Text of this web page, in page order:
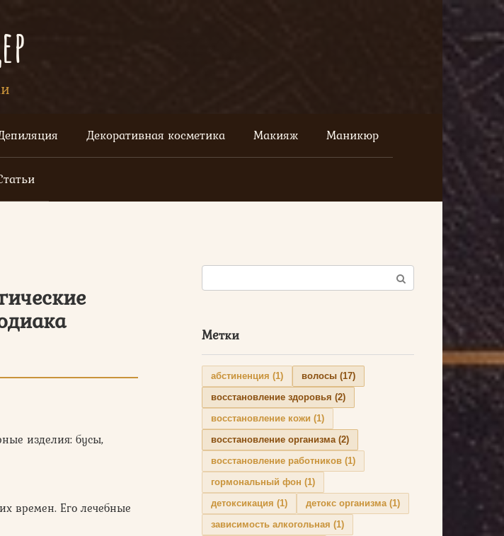
Декоративная косметика Макияж Маникюр
изделия: бусы,
времен. Его лечебные
Поиск:
Метки
абстиненция (1) волосы (17)
восстановление здоровья (2)
восстановление кожи (1)
восстановление организма(2)
восстановление работников (1)
гормональный фон (1)
детоксикация (1) детокс организма(1)
зависимость алкогольная (1)